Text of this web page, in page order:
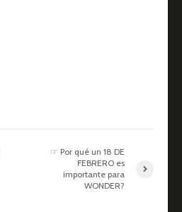
☞ Por qué un 18 DE
FEBRERO es
importante para
WONDER?